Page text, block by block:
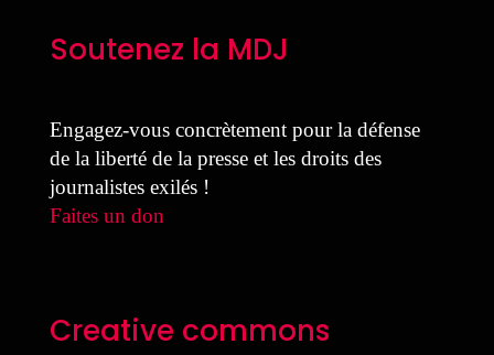
Soutenez la MDJ
Engagez-vous concrètement pour la défense
de la liberté de la presse et les droits des
journalistes exilés !
Faites un don
Creative commons